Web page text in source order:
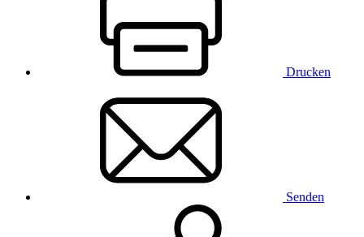
Drucken
Senden